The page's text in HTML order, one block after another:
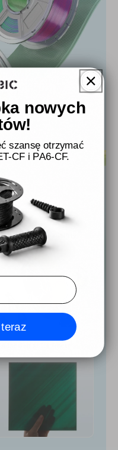
nowych
szansę otrzymać
CF i PA6-CF.
teraz